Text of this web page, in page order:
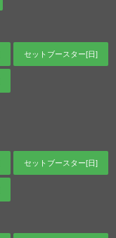
セットブースター[日]
セットブースター[日]